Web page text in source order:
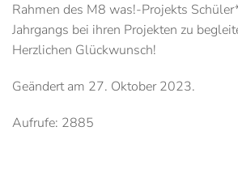
Rahmen des M8 was!-Projekts
Jahrgangs bei ihren Projekten zu
Herzlichen Glückwunsch!
Geändert am 27. Oktober 2023.
Aufrufe: 2885